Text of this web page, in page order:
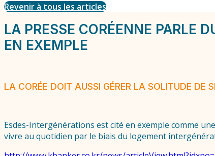
Revenir à tous les articles
LA PRESSE CORÉENNE PARLE
EN EXEMPLE
LA CORÉE DOIT AUSSI GÉRER LA SOLITUDE DE
Esdes-Intergénérations est cité en exemple comme
vivre au quotidien par le biais du logement